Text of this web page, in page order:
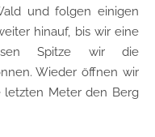
und folgen einigen
hinauf, bis wir eine
Spitze wir die
Wieder öffnen wir
letzten Meter den Berg